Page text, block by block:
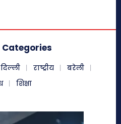
दिल्ली राष्ट्रीय
बरेली
शिक्षा